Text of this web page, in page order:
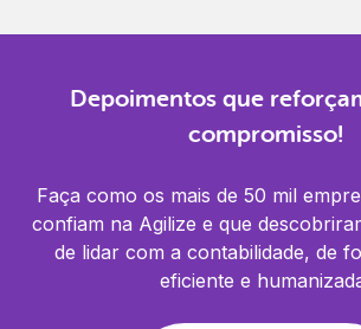
Depoimentos que
compromisso!
Faça como os mais de 50 mil
confiam na Agilize e que
de lidar com a contabilidade, de
eficiente e